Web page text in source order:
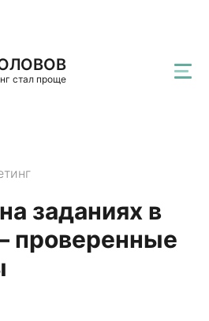
стал проще
заданиях в
проверенные